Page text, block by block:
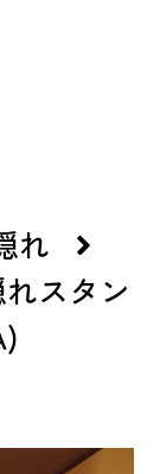
れ
スタン